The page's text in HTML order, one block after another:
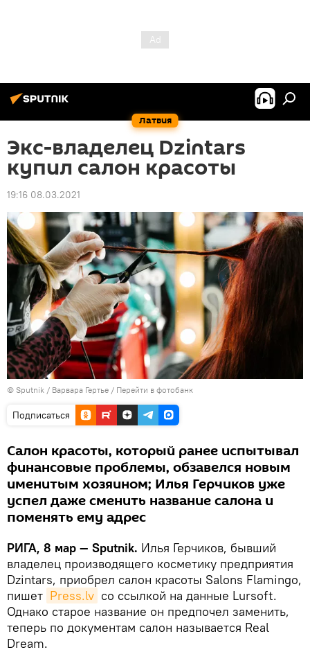
Латвия
Экс-владелец Dzintars
купил салон красоты
19:16 08.03.2021
© Sputnik / Варвара Гертье / Перейти в фотобанк
Подписаться
Салон красоты, который ранее испытывал
финансовые проблемы, обзавелся новым
именитым хозяином; Илья Герчиков уже
успел даже сменить название салона и
поменять ему адрес
РИГА, 8 мар — Sputnik. Илья Герчиков, бывший
владелец производящего косметику предприятия
Dzintars, приобрел салон красоты Salons Flamingo,
пишет Press.lv со ссылкой на данные Lursoft.
Однако старое название он предпочел заменить,
теперь по документам салон называется Real
Dream.